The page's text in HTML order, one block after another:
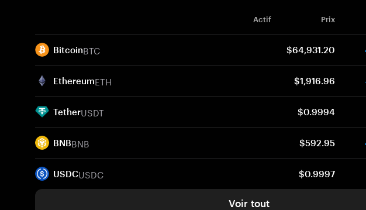
Actif Prix
BitcoinBTC $64,931.20
EthereumETH $1,916.96
TetherUSDT $0.9994
BNBBNB $592.95
USDCUSDC $0.9997
Voir tout